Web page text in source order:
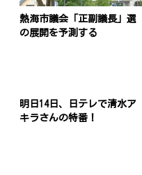
熱海市議会「正副議長」選
の展開を予測する
明日14日、日テレで清水ア
キラさんの特番！